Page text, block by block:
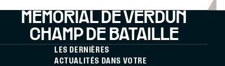
MÉMORIAL DE VERDUN
CHAMP DE BATAILLE
LES DERNIÈRES
ACTUALITÉS DANS VOTRE